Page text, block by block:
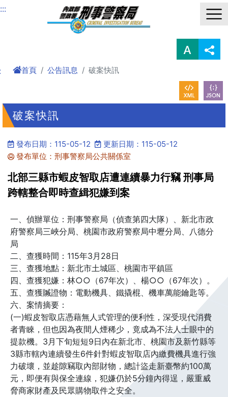
進入內容區塊
:::
首頁 公告訊息 破案快訊
破案快訊
發布日期：115-05-12
更新日期：115-05-12
發布單位：刑事警察局公共關係室
北部三縣市蝦皮智取店遭連續暴力行竊 刑事局
跨轄整合即時查緝犯嫌到案
一、偵辦單位：刑事警察局（偵查第四大隊）、新北市政
府警察局三峽分局、桃園市政府警察局中壢分局、八德分
局
二、查獲時間：115年3月28日
三、查獲地點：新北市土城區、桃園市平鎮區
四、查獲犯嫌：林○○（67年次）、楊○○（67年次）。
五、查獲贓證物：電動機具、鐵撬棍、機車萬能鑰匙等。
六、案情摘要：
(一)蝦皮智取店憑藉無人式管理的便利性，深受現代消費
者青睞，但也因為夜間人煙稀少，竟成為不法人士眼中的
提款機。3月下旬短短9日內在新北市、桃園市及新竹縣等
3縣市轄內連續發生6件針對蝦皮智取店內繳費機具進行強
力破壞，並趁隙竊取內部財物，總計盜走新臺幣約100萬
元，即便有與保全連線，犯嫌仍於5分鐘內得逞，嚴重威
脅商家財產及民眾購物取件之安全。